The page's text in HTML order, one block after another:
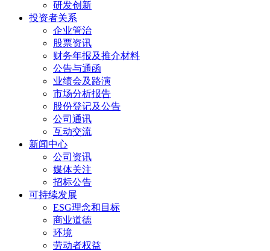
研发创新
投资者关系
企业管治
股票资讯
财务年报及推介材料
公告与通函
业绩会及路演
市场分析报告
股份登记及公告
公司通讯
互动交流
新闻中心
公司资讯
媒体关注
招标公告
可持续发展
ESG理念和目标
商业道德
环境
劳动者权益